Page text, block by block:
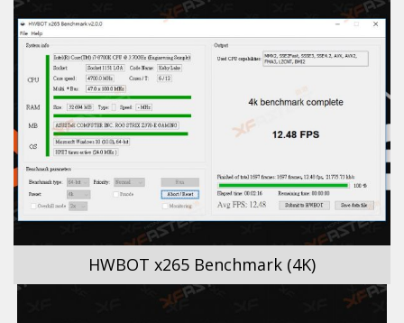
HWBOT x265 Benchmark (4K)